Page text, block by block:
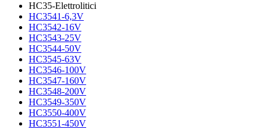
HC35-Elettrolitici
HC3541-6,3V
HC3542-16V
HC3543-25V
HC3544-50V
HC3545-63V
HC3546-100V
HC3547-160V
HC3548-200V
HC3549-350V
HC3550-400V
HC3551-450V